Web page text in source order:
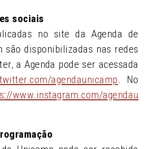
sociais
no site da Agenda de
são disponibilizadas nas redes
a Agenda pode ser acessada
agendaunicamp. No
www.instagram.com/agendau